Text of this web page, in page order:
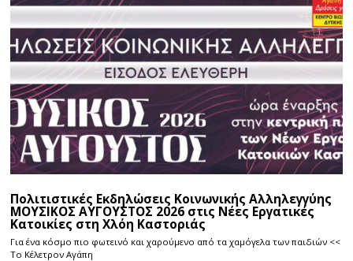
Πολιτιστικές Εκδηλώσεις Κοινωνικής Αλληλεγγύης
ΜΟΥΣΙΚΟΣ ΑΥΓΟΥΣΤΟΣ 2026 στις Νέες Εργατικές
Κατοικίες στη Χλόη Καστοριάς
Για ένα κόσμο πιο φωτεινό και χαρούμενο από τα χαμόγελα των παιδιών <<
Το Κέλετρον Αγάπη